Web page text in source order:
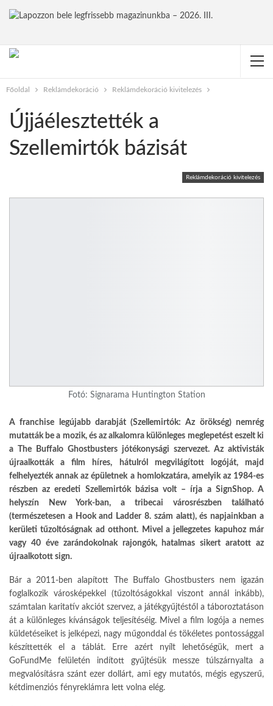
Főoldal Reklámdekoráció Reklámdekoráció kivitelezés
Újjáélesztették a
Szellemirtók bázisát
Reklámdekoráció kivitelezés
Fotó: Signarama Huntington Station
A franchise legújabb darabját (Szellemirtók: Az örökség) nemrég
mutatták be a mozik, és az alkalomra különleges meglepetést eszelt ki
a The Buffalo Ghostbusters jótékonysági szervezet. Az aktivisták
újraalkották a film híres, hátulról megvilágított logóját, majd
felhelyezték annak az épületnek a homlokzatára, amelyik az 1984-es
részben az eredeti Szellemirtók bázisa volt – írja a SignShop. A
helyszín New York-ban, a tribecai városrészben található
(természetesen a Hook and Ladder 8. szám alatt), és napjainkban a
kerületi tűzoltóságnak ad otthont. Mivel a jellegzetes kapuhoz már
vagy 40 éve zarándokolnak rajongók, hatalmas sikert aratott az
újraalkotott sign.
Bár a 2011-ben alapított The Buffalo Ghostbusters nem igazán
foglalkozik városképekkel (tűzoltóságokkal viszont annál inkább),
számtalan karitatív akciót szervez, a játékgyűjtéstől a táboroztatáson
át a különleges kívánságok teljesítéséig. Mivel a film logója a nemes
küldetéseiket is jelképezi, nagy műgonddal és tökéletes pontossággal
készíttették el a táblát. Erre azért nyílt lehetőségük, mert a
GoFundMe felületén indított gyűjtésük messze túlszárnyalta a
megvalósításra szánt ezer dollárt, ami egy mutatós, mégis egyszerű,
kétdimenziós fényreklámra lett volna elég.